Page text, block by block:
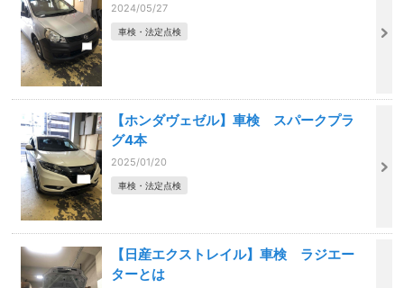
2024/05/27
車検・法定点検
【ホンダヴェゼル】車検 スパークプラ
グ4本
2025/01/20
車検・法定点検
【日産エクストレイル】車検 ラジエー
ターとは